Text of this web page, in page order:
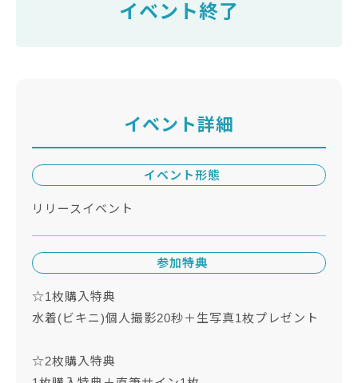
イベント終了
イベント詳細
イベント形態
リリースイベント
参加特典
☆1枚購入特典
水着(ビキニ)個人撮影20秒＋生写真1枚プレゼント
☆2枚購入特典